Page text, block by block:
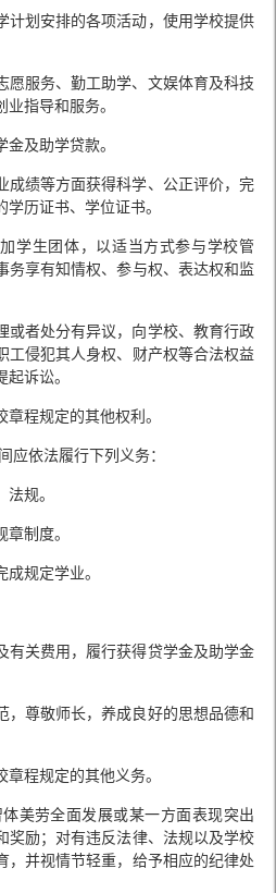
计划安排的各项活动，使用学校提供
愿服务、勤工助学、文娱体育及科技
指导和服务。
金及助学贷款。
成绩等方面获得科学、公正评价，完
历证书、学位证书。
学生团体，以适当方式参与学校管
务享有知情权、参与权、表达权和监
或者处分有异议，向学校、教育行政
工侵犯其人身权、财产权等合法权益
诉讼。
章程规定的其他权利。
应依法履行下列义务：
法规。
章制度。
成规定学业。
有关费用，履行获得贷学金及助学金
，尊敬师长，养成良好的思想品德和
章程规定的其他义务。
美劳全面发展或某一方面表现突出
奖励；对有违反法律、法规以及学校
，并视情节轻重，给予相应的纪律处